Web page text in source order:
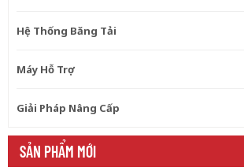
Hệ Thống Băng Tải
Máy Hỗ Trợ
Giải Pháp Nâng Cấp
SẢN PHẨM MỚI